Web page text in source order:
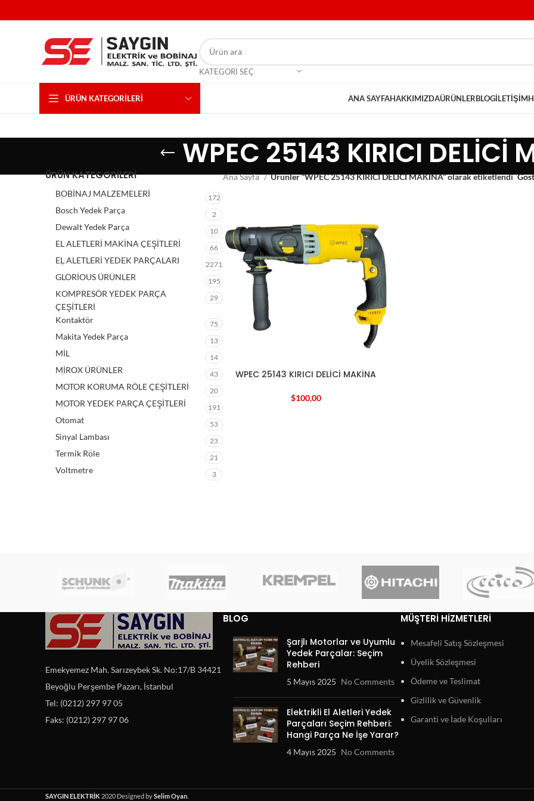
KATEGORI SEÇ
ÜRÜN KATEGORILERI ANA SAYFAHAKKIMIZDAÜRÜNLERBLOGİLETIŞIM
WPEC 25143 KIRICI DELİCİ
ÜRÜN KATEGORILERI
BOBİNAJ MALZEMELERİ 172
Bosch Yedek Parça 2
Dewalt Yedek Parça 10
EL ALETLERİ MAKİNA ÇEŞİTLERİ 66
EL ALETLERİ YEDEK PARÇALARI 2271
GLORİOUS ÜRÜNLER 195
KOMPRESÖR YEDEK PARÇA
ÇEŞİTLERİ
29
Kontaktör 75
Makita Yedek Parça 13
MİL 14
MİROX ÜRÜNLER 43
MOTOR KORUMA RÖLE ÇEŞİTLERİ 20
MOTOR YEDEK PARÇA ÇEŞİTLERİ 191
Otomat 53
Sinyal Lambası 23
Termik Röle 21
Voltmetre 3
Ana Sayfa Ürünler “WPEC 25143 KIRICI DELİCİ MAKİNA” olarak etiketlendi
WPEC 25143 KIRICI DELİCİ MAKİNA
$100,00
Emekyemez Mah. Sarızeybek Sk. No:17/B 34421
Beyoğlu Perşembe Pazarı, İstanbul
Tel: (0212) 297 97 05
Faks: (0212) 297 97 06
BLOG
Şarjlı Motorlar ve Uyumlu
Yedek Parçalar: Seçim
Rehberi
5 Mayıs 2025 No Comments
Elektrikli El Aletleri Yedek
Parçaları Seçim Rehberi:
Hangi Parça Ne İşe Yarar?
4 Mayıs 2025 No Comments
MÜŞTERI HIZMETLERI
Mesafeli Satış Sözleşmesi
Üyelik Sözleşmesi
Ödeme ve Teslimat
Gizlilik ve Güvenlik
Garanti ve İade Koşulları
SAYGIN ELEKTRİK 2020 Designed bySelim Oyan